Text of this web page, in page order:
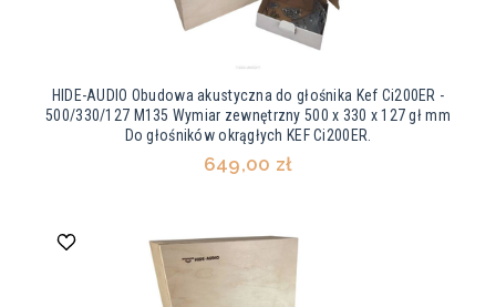
HIDE-AUDIO Obudowa akustyczna do głośnika Kef Ci200ER -
500/330/127 M135 Wymiar zewnętrzny 500 x 330 x 127 gł mm
Do głośników okrągłych KEF Ci200ER.
649,00 zł